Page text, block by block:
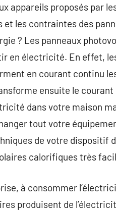
appareils proposés par
les contraintes des
? Les panneaux
en électricité. En effet,
en courant continu
ensuite le
dans votre maison
tout votre
de votre dispositif
calorifiques très
à consommer
produisent de